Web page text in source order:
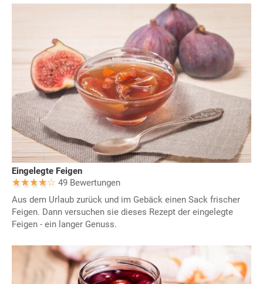
Eingelegte Feigen
49 Bewertungen
Aus dem Urlaub zurück und im Gebäck einen Sack frischer
Feigen. Dann versuchen sie dieses Rezept der eingelegte
Feigen - ein langer Genuss.